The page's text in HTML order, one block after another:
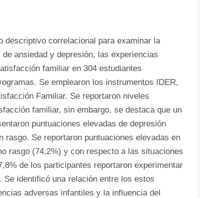
descriptivo correlacional para examinar la
ansiedad y depresión, las experiencias
familiar en 304 estudiantes
Se emplearon los instrumentos IDER,
Familiar. Se reportaron niveles
familiar, sin embargo, se destaca que un
puntuaciones elevadas de depresión
rasgo. Se reportaron puntuaciones elevadas en
rasgo (74,2%) y con respecto a las situaciones
de los participantes reportaron experimentar
Se identificó una relación entre los estos
adversas infantiles y la influencia del